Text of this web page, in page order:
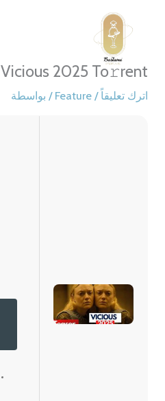
Vicious 2025 To𝚛rent
اترك تعليقاً /
Feature / بواسطة